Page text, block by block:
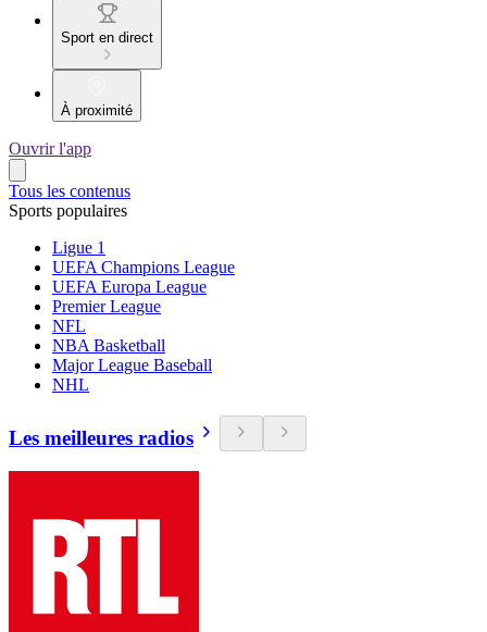
Sport en direct
À proximité
Ouvrir l'app
Tous les contenus
Sports populaires
Ligue 1
UEFA Champions League
UEFA Europa League
Premier League
NFL
NBA Basketball
Major League Baseball
NHL
Les meilleures radios